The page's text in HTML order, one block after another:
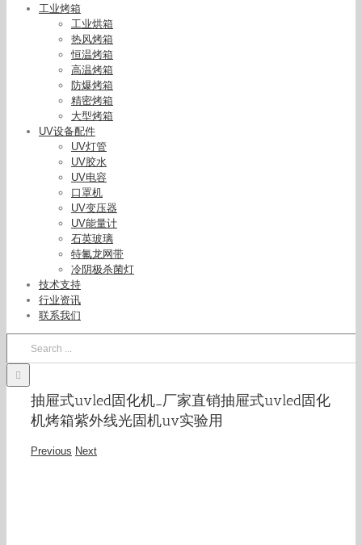
工业烤箱
工业烘箱
热风烤箱
恒温烤箱
高温烤箱
防爆烤箱
精密烤箱
大型烤箱
UV设备配件
UV灯管
UV胶水
UV电容
口罩机
UV变压器
UV能量计
石英玻璃
特氟龙网带
冷阴极杀菌灯
技术支持
行业资讯
联系我们
抽屉式uvled固化机_厂家直销抽屉式uvled固化
机烤箱紫外线光固机uv实验用
Previous Next